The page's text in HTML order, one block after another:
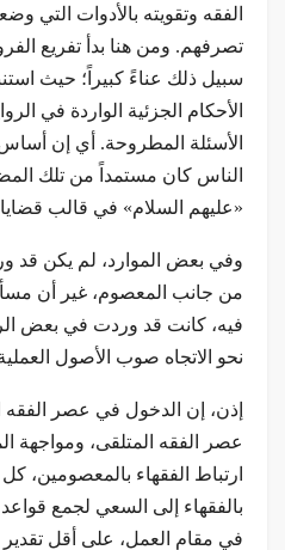
الفقه وتقويته بالأدوات التي
تصرفهم. ومن هنا بدأ تفريع
سبيل ذلك عناءً كبيراً؛ حيث
الأحكام الجزئية الواردة في
الأسئلة المطروحة. أي إن
الناس كان مستمداً من تلك
«عليهم السلام» في قالب
وفي بعض الموارد، لم يكن قد
من جانب المعصوم، غير أن
فيه، كانت قد وردت في بعض
نحو الاتجاه صوب الأصول
إذن، إن الدخول في عصر الفقه
عصر الفقه المتلقى، ومواجهة
ارتباط الفقهاء بالمعصومين،
بالفقهاء إلى السعي لجمع
في مقام العمل، على أقل